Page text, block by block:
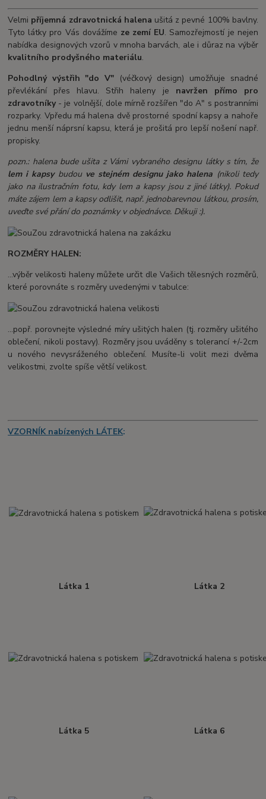
Velmi příjemná zdravotnická halena ušitá z pevné 100% bavlny.
Tyto látky pro Vás dovážíme ze zemí EU. Samozřejmostí je nejen
nabídka designových vzorů v mnoha barvách, ale i důraz na výběr
kvalitního prodyšného materiálu.
Pohodlný výstřih "do V" (véčkový design) umožňuje snadné
převlékání přes hlavu. Střih haleny je navržen přímo pro
zdravotníky- je volnější, dole mírně rozšířen "do A" s postranními
rozparky. Vpředu má halena dvě prostorné spodní kapsy a nahoře
jednu menší náprsní kapsu, která je prošitá pro lepší nošení např.
propisky.
pozn.: halena bude ušita z Vámi vybraného designu látky s tím, že
lem i kapsybudou ve stejném designu jako halena (nikoli tedy
jako na ilustračním fotu, kdy lem a kapsy jsou z jiné látky). Pokud
máte zájem lem a kapsy odlišit, např. jednobarevnou látkou, prosím,
uveďte své přání do poznámky v objednávce. Děkuji :).
ROZMĚRY HALEN:
...výběr velikosti haleny můžete určit dle Vašich tělesných rozměrů,
které porovnáte s rozměry uvedenými v tabulce:
...popř. porovnejte výsledné míry ušitých halen (tj. rozměry ušitého
oblečení, nikoli postavy). Rozměry jsou uváděny s tolerancí +/-2cm
u nového nevysráženého oblečení. Musíte-li volit mezi dvěma
velikostmi, zvolte spíše větší velikost.
VZORNÍK nabízených LÁTEK:
Látka 1 Látka 2
Látka 5 Látka 6